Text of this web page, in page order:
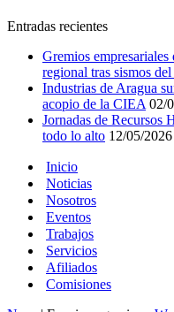
Entradas recientes
Gremios
regional tras sismos del
Industrias de Aragua
acopio de la CIEA 02/
Jornadas de Recursos
todo lo alto 12/05/2026
Inicio
Noticias
Nosotros
Eventos
Trabajos
Servicios
Afiliados
Comisiones